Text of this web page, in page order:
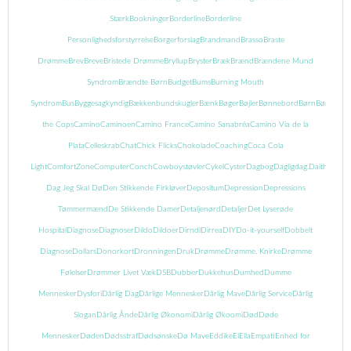
StærkBookningerBorderlineBorderline
PersonlighedsforstyrrelseBorgerforslagBrandmand Brasso Braste
DrømmeBrevBreveBristede DrømmeBryllup BrysterBrækBrænd Brændene Mund
SyndromBrændte Børn BudgetBumsBurning Mouth
SyndromBusByggesagkyndigBækkenbundskuglerBænkBøgerBøjlerBønnebord Børn Børnebog
the CopsCaminoCaminoenCamino FranceCamino SanabréaCamino Via de la
PlataCelleskrabChatChick FlicksChokoladeCoachingCoca Cola
LightComfortZoneComputerConchCowboystøvlerCykelCysterDagbogDagligdag.Daith
Dag Jeg Skal Dø Den Stikkende FirkløverDepositumDepression Depressions
Tømmermænd De Stikkende DamerDetaljenørd DetaljerDet Lyserøde
Hospital DiagnoseDiagnoserDildo DildoerDirndl Dirrea DIYDo-it-yourselfDobbelt
DiagnoseDollarsDonorkortDronningen DrukDrømmeDrømme. KnirkeDrømme
FølelserDrømmer Livet VækDSBDubberDukkehusDumhed Dumme
MenneskerDysforiDårlig DagDårlige MenneskerDårlig MaveDårlig ServiceDårlig
Slogan Dårlig ÅndeDårlig ØkonomiDårlig ØkoomiDød Døde
MenneskerDøden DødsstrafDødsønskeDø MaveEddikeEl Ella Empati Enhed for